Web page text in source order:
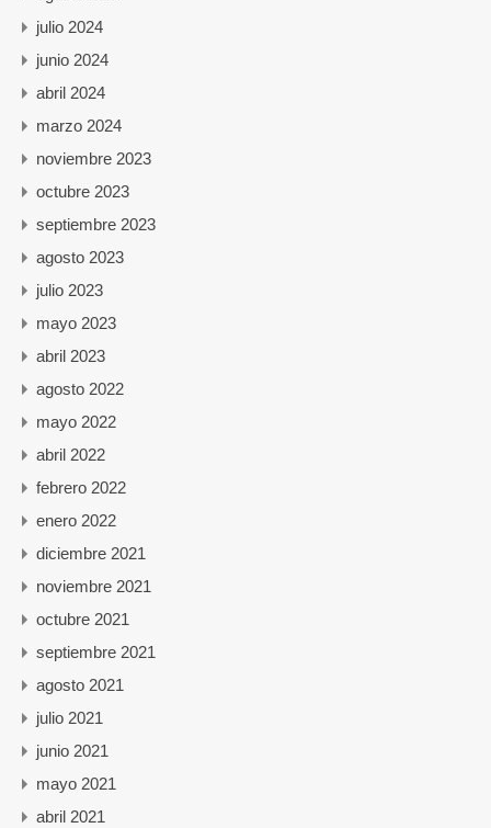
julio 2024
junio 2024
abril 2024
marzo 2024
noviembre 2023
octubre 2023
septiembre 2023
agosto 2023
julio 2023
mayo 2023
abril 2023
agosto 2022
mayo 2022
abril 2022
febrero 2022
enero 2022
diciembre 2021
noviembre 2021
octubre 2021
septiembre 2021
agosto 2021
julio 2021
junio 2021
mayo 2021
abril 2021